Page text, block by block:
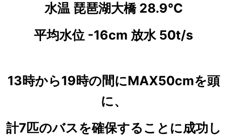
水温 琵琶湖大橋 28.9℃
平均水位 -16cm 放水 50t/s
13時から19時の間にMAX50cmを頭
に、
計7匹のバスを確保することに成功し